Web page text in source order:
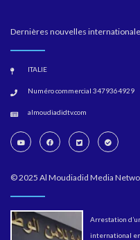
Dernières nouvelles
ITALIE
Numéro commercial 3479364929
almoudiadidtv.com
© 2025 Al Moudiadid Media
Arrestation
international